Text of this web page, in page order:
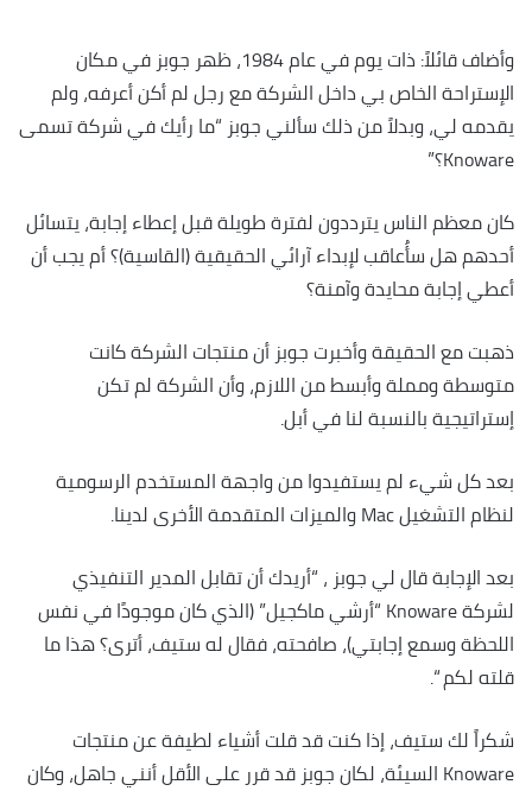
وأضاف قائلاً: ذات يوم في عام 1984، ظهر جوبز في مكان
الإستراحة الخاص بي داخل الشركة مع رجل لم أكن أعرفه، ولم
يقدمه لي، وبدلاً من ذلك سألني جوبز “ما رأيك في شركة تسمى
Knoware؟”
كان معظم الناس يترددون لفترة طويلة قبل إعطاء إجابة، يتسائل
أحدهم هل سأُعاقب لإبداء آرائي الحقيقية (القاسية)؟ أم يجب أن
أعطي إجابة محايدة وآمنة؟
ذهبت مع الحقيقة وأخبرت جوبز أن منتجات الشركة كانت
متوسطة ومملة وأبسط من اللازم، وأن الشركة لم تكن
إستراتيجية بالنسبة لنا في أبل.
بعد كل شيء لم يستفيدوا من واجهة المستخدم الرسومية
لنظام التشغيل Mac والميزات المتقدمة الأخرى لدينا.
بعد الإجابة قال لي جوبز ، “أريدك أن تقابل المدير التنفيذي
لشركة Knoware “أرشي ماكجيل” (الذي كان موجودًا في نفس
اللحظة وسمع إجابتي)، صافحته، فقال له ستيف، أترى؟ هذا ما
قلته لكم “.
شكراً لك ستيف، إذا كنت قد قلت أشياء لطيفة عن منتجات
Knoware السيئة، لكان جوبز قد قرر على الأقل أنني جاهل، وكان